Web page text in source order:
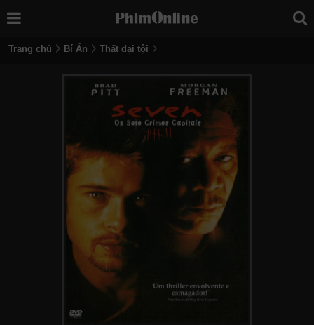
Trang chủ Bí Ẩn Thất đại tội